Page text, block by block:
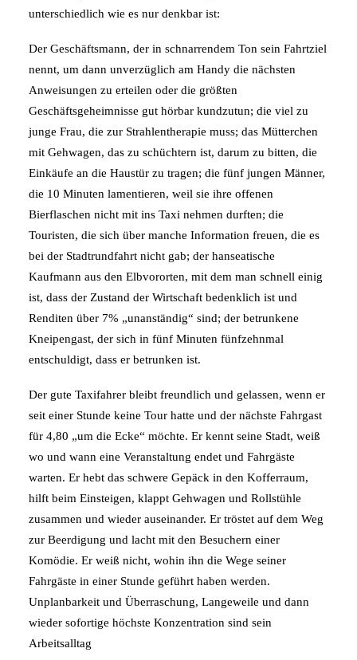
unterschiedlich wie es nur denkbar ist:
Der Geschäftsmann, der in schnarrendem Ton sein Fahrtziel
nennt, um dann unverzüglich am Handy die nächsten
Anweisungen zu erteilen oder die größten
Geschäftsgeheimnisse gut hörbar kundzutun; die viel zu
junge Frau, die zur Strahlentherapie muss; das Mütterchen
mit Gehwagen, das zu schüchtern ist, darum zu bitten, die
Einkäufe an die Haustür zu tragen; die fünf jungen Männer,
die 10 Minuten lamentieren, weil sie ihre offenen
Bierflaschen nicht mit ins Taxi nehmen durften; die
Touristen, die sich über manche Information freuen, die es
bei der Stadtrundfahrt nicht gab; der hanseatische
Kaufmann aus den Elbvororten, mit dem man schnell einig
ist, dass der Zustand der Wirtschaft bedenklich ist und
Renditen über 7% „unanständig“ sind; der betrunkene
Kneipengast, der sich in fünf Minuten fünfzehnmal
entschuldigt, dass er betrunken ist.
Der gute Taxifahrer bleibt freundlich und gelassen, wenn er
seit einer Stunde keine Tour hatte und der nächste Fahrgast
für 4,80 „um die Ecke“ möchte. Er kennt seine Stadt, weiß
wo und wann eine Veranstaltung endet und Fahrgäste
warten. Er hebt das schwere Gepäck in den Kofferraum,
hilft beim Einsteigen, klappt Gehwagen und Rollstühle
zusammen und wieder auseinander. Er tröstet auf dem Weg
zur Beerdigung und lacht mit den Besuchern einer
Komödie. Er weiß nicht, wohin ihn die Wege seiner
Fahrgäste in einer Stunde geführt haben werden.
Unplanbarkeit und Überraschung, Langeweile und dann
wieder sofortige höchste Konzentration sind sein
Arbeitsalltag